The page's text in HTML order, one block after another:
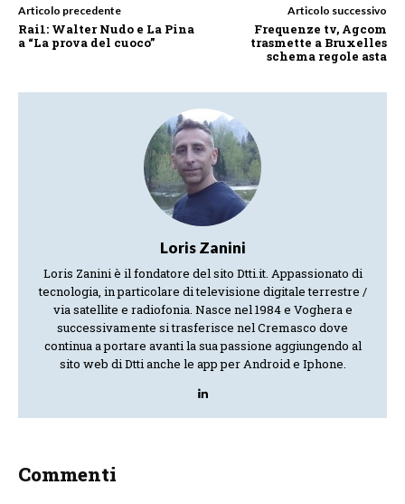
Articolo precedente
Rai1: Walter Nudo e La Pina
a “La prova del cuoco”
Articolo successivo
Frequenze tv, Agcom
trasmette a Bruxelles
schema regole asta
Loris Zanini
Loris Zanini è il fondatore del sito Dtti.it. Appassionato di
tecnologia, in particolare di televisione digitale terrestre /
via satellite e radiofonia. Nasce nel 1984 e Voghera e
successivamente si trasferisce nel Cremasco dove
continua a portare avanti la sua passione aggiungendo al
sito web di Dtti anche le app per Android e Iphone.
Commenti